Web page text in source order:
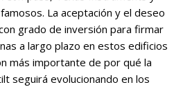
La aceptación y el deseo
grado de inversión para firmar
a largo plazo en estos edificios
más importante de por qué la
seguirá evolucionando en los